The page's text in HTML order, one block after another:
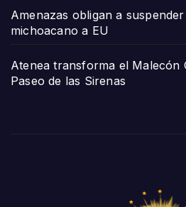
Amenazas obligan a
michoacano a EU
Atenea transforma el Malecón
Paseo de las Sirenas